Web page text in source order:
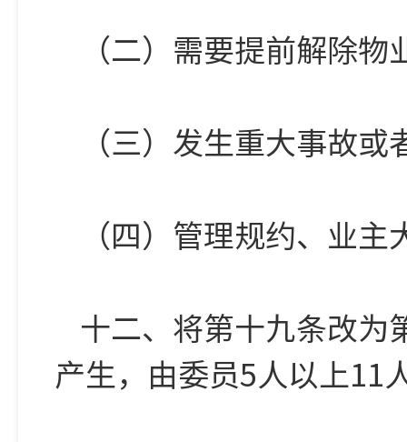
（二）需要提前解除
（三）发生重大事故
（四）管理规约、业
十二、将第十九条改
产生，由委员5人以上11